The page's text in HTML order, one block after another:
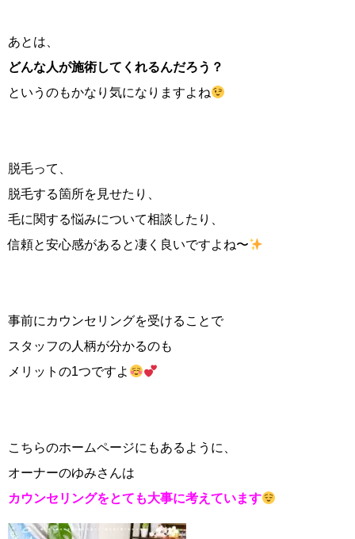
あとは、
どんな人が施術してくれるんだろう？
というのもかなり気になりますよね
脱毛って、
脱毛する箇所を見せたり、
毛に関する悩みについて相談したり、
信頼と安心感があると凄く良いですよね〜
事前にカウンセリングを受けることで
スタッフの人柄が分かるのも
メリットの1つですよ
こちらのホームページにもあるように、
オーナーのゆみさんは
カウンセリングをとても大事に考えています